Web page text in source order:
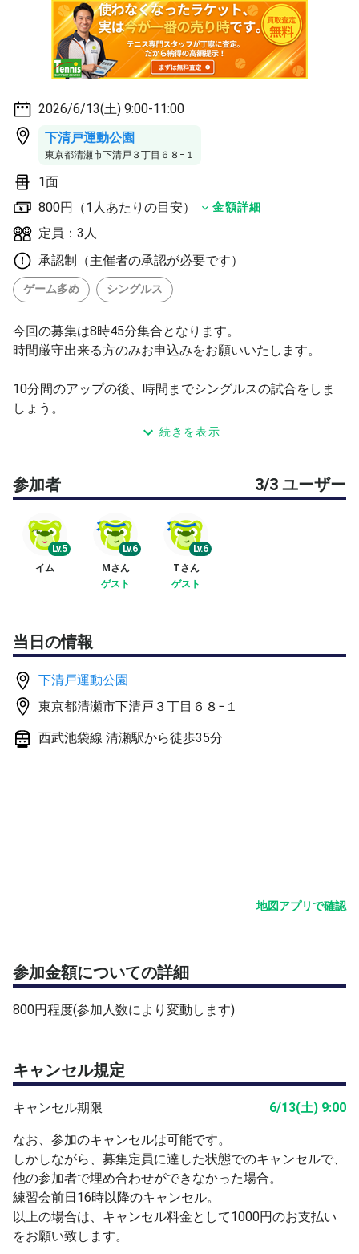
2026/6/13(土) 9:00-11:00
下清戸運動公園
東京都清瀬市下清戸３丁目６８−１
1面
800円（1人あたりの目安）
金額詳細
定員：3人
承認制（主催者の承認が必要です）
ゲーム多め シングルス
今回の募集は8時45分集合となります。
時間厳守出来る方のみお申込みをお願いいたします。
10分間のアップの後、時間までシングルスの試合をしま
しょう。
試合形式は当日、参加者の意見で決めたいと思います。
なるべくですが、人数ピッタリのテニスとなりますので、
遅刻はないようにお願いします。
無料駐車場あります。
続きを表示
参加者 3/3 ユーザー
Lv.5
イム
Lv.6
Mさん
ゲスト
Lv.6
Tさん
ゲスト
当日の情報
下清戸運動公園
東京都清瀬市下清戸３丁目６８−１
西武池袋線 清瀬駅から徒歩35分
地図アプリで確認
参加金額についての詳細
800円程度(参加人数により変動します)
キャンセル規定
キャンセル期限 6/13(土) 9:00
なお、参加のキャンセルは可能です。
しかしながら、募集定員に達した状態でのキャンセルで、
他の参加者で埋め合わせができなかった場合。
練習会前日16時以降のキャンセル。
以上の場合は、キャンセル料金として1000円のお支払い
をお願い致します。